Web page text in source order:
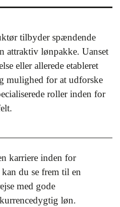
tilbyder spændende
attraktiv lønpakke. Uanset
eller allerede etableret
mulighed for at udforske
roller inden for
karriere inden for
du se frem til en
med gode
løn.